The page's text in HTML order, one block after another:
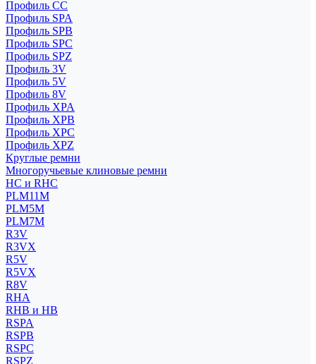
Профиль CC
Профиль SPA
Профиль SPB
Профиль SPC
Профиль SPZ
Профиль 3V
Профиль 5V
Профиль 8V
Профиль XPA
Профиль XPB
Профиль XPC
Профиль XPZ
Круглые ремни
Многоручьевые клиновые ремни
HC и RHC
PLM11M
PLM5M
PLM7M
R3V
R3VX
R5V
R5VX
R8V
RHA
RHB и HB
RSPA
RSPB
RSPC
RSPZ